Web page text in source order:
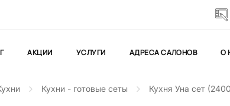
АКЦИИ УСЛУГИ АДРЕСА САЛОНОВ О
Кухни - готовые сеты Кухня Уна сет